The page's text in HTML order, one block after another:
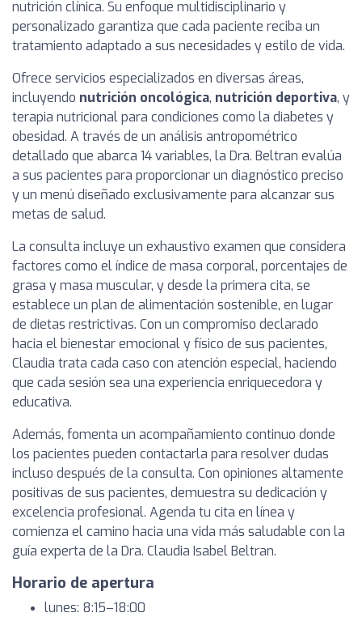
nutrición clínica. Su enfoque multidisciplinario y
personalizado garantiza que cada paciente reciba un
tratamiento adaptado a sus necesidades y estilo de vida.
Ofrece servicios especializados en diversas áreas,
incluyendo nutrición oncológica, nutrición deportiva, y
terapia nutricional para condiciones como la diabetes y
obesidad. A través de un análisis antropométrico
detallado que abarca 14 variables, la Dra. Beltran evalúa
a sus pacientes para proporcionar un diagnóstico preciso
y un menú diseñado exclusivamente para alcanzar sus
metas de salud.
La consulta incluye un exhaustivo examen que considera
factores como el índice de masa corporal, porcentajes de
grasa y masa muscular, y desde la primera cita, se
establece un plan de alimentación sostenible, en lugar
de dietas restrictivas. Con un compromiso declarado
hacia el bienestar emocional y físico de sus pacientes,
Claudia trata cada caso con atención especial, haciendo
que cada sesión sea una experiencia enriquecedora y
educativa.
Además, fomenta un acompañamiento continuo donde
los pacientes pueden contactarla para resolver dudas
incluso después de la consulta. Con opiniones altamente
positivas de sus pacientes, demuestra su dedicación y
excelencia profesional. Agenda tu cita en línea y
comienza el camino hacia una vida más saludable con la
guía experta de la Dra. Claudia Isabel Beltran.
Horario de apertura
lunes: 8:15–18:00